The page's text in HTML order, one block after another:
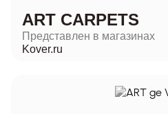
ART CARPETS
Представлен в магазинах
Kover.ru